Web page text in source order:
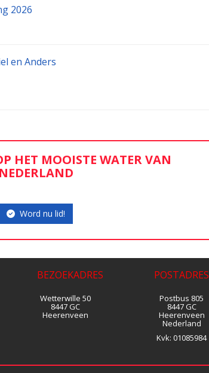
2026
en Anders
HET MOOISTE WATER VAN
NEDERLAND
Word nu lid!
BEZOEKADRES
Wetterwille 50
8447 GC
Heerenveen
POSTADRES
Postbus 805
8447 GC
Heerenveen
Nederland
Kvk: 01085984